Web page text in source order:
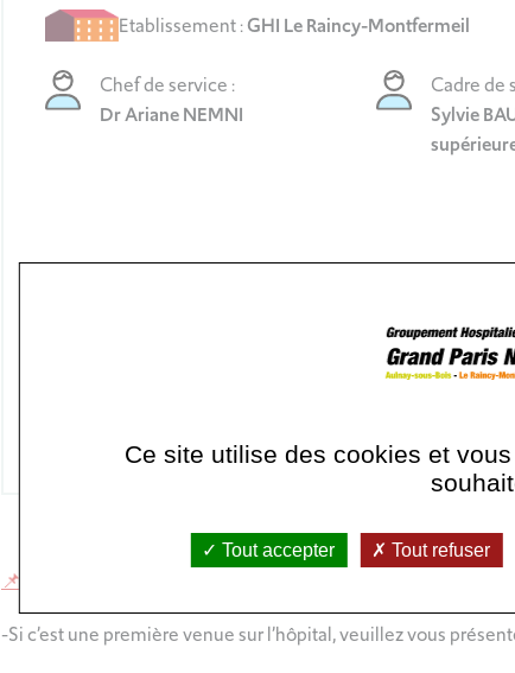
Etablissement :GHI Le Raincy-Montfermeil
Chef de service :
Dr Ariane NEMNI
Cadre de
Sylvie
contacter le 01 41 70 82 48 du lundi au vendredi de 9h00
📌*Informations importantes avant de prendre rdv pour une
-Si c’est une première venue sur l’hôpital, veuillez vous
Ce site utilise des cookies et
Tout accepter Tout refuser